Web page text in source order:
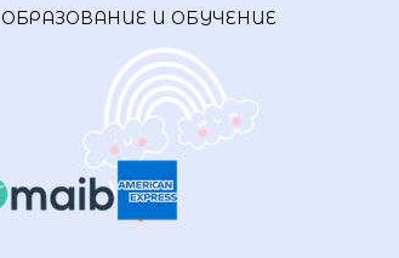
ОБРАЗОВАНИЕ И ОБУЧЕНИЕ